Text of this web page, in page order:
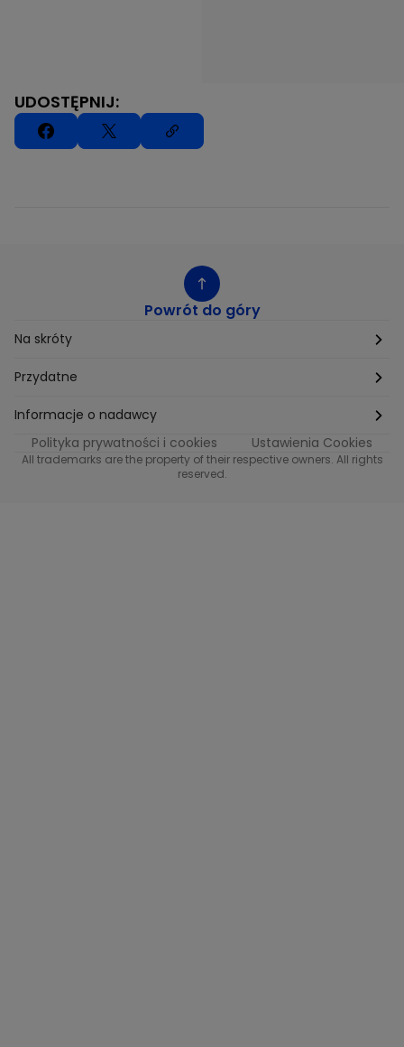
UDOSTĘPNIJ:
Powrót do góry
Na skróty
Etyka
Supplier Diversity
Polityka podatkowa
Przydatne
Biuro Prasowe
Biuro Reklamy
Informacje o nadawcy
Informacje o nadawcy programu METRO
Polityka prywatności i cookies Ustawienia Cookies
All trademarks are the property of their respective owners. All rights
reserved.